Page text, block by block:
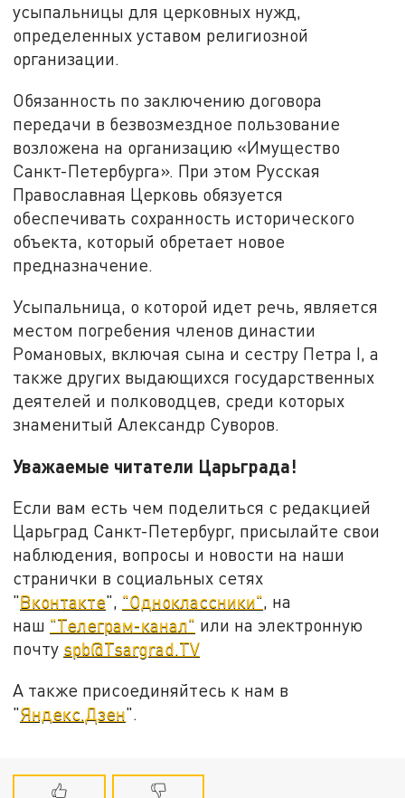
усыпальницы для церковных нужд,
определенных уставом религиозной
организации.
Обязанность по заключению договора
передачи в безвозмездное пользование
возложена на организацию «Имущество
Санкт-Петербурга». При этом Русская
Православная Церковь обязуется
обеспечивать сохранность исторического
объекта, который обретает новое
предназначение.
Усыпальница, о которой идет речь, является
местом погребения членов династии
Романовых, включая сына и сестру Петра I, а
также других выдающихся государственных
деятелей и полководцев, среди которых
знаменитый Александр Суворов.
Уважаемые читатели Царьграда!
Если вам есть чем поделиться с редакцией
Царьград Санкт-Петербург, присылайте свои
наблюдения, вопросы и новости на наши
странички в социальных сетях
"Вконтакте", "Одноклассники", на
наш "Телеграм-канал" или на электронную
почту spb@Tsargrad.TV
А также присоединяйтесь к нам в
"Яндекс.Дзен".